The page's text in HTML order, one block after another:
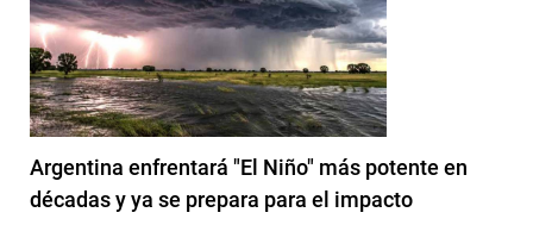
Argentina enfrentará "El Niño" más potente en
décadas y ya se prepara para el impacto